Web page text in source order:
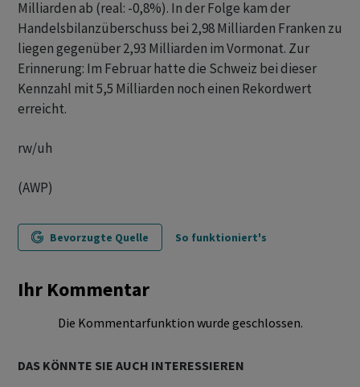
Milliarden ab (real: -0,8%). In der Folge kam der
Handelsbilanzüberschuss bei 2,98 Milliarden Franken zu
liegen gegenüber 2,93 Milliarden im Vormonat. Zur
Erinnerung: Im Februar hatte die Schweiz bei dieser
Kennzahl mit 5,5 Milliarden noch einen Rekordwert
erreicht.
rw/uh
(AWP)
Bevorzugte Quelle So funktioniert's
Ihr Kommentar
Die Kommentarfunktion wurde geschlossen.
DAS KÖNNTE SIE AUCH INTERESSIEREN